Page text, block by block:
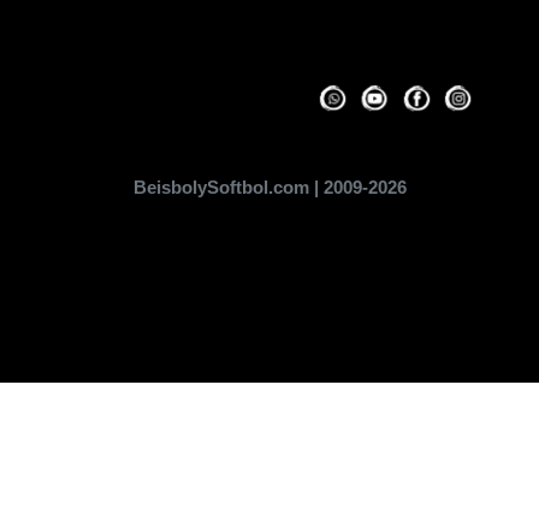
BeisbolySoftbol.com | 2009-2026